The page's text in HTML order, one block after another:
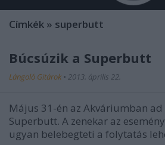
Címkék » superbutt
Búcsúzik a Superbutt
Lángoló Gitárok • 2013. április 22.
Május 31-én az Akváriumban
Superbutt. A zenekar az
ugyan belebegteti a folytatás